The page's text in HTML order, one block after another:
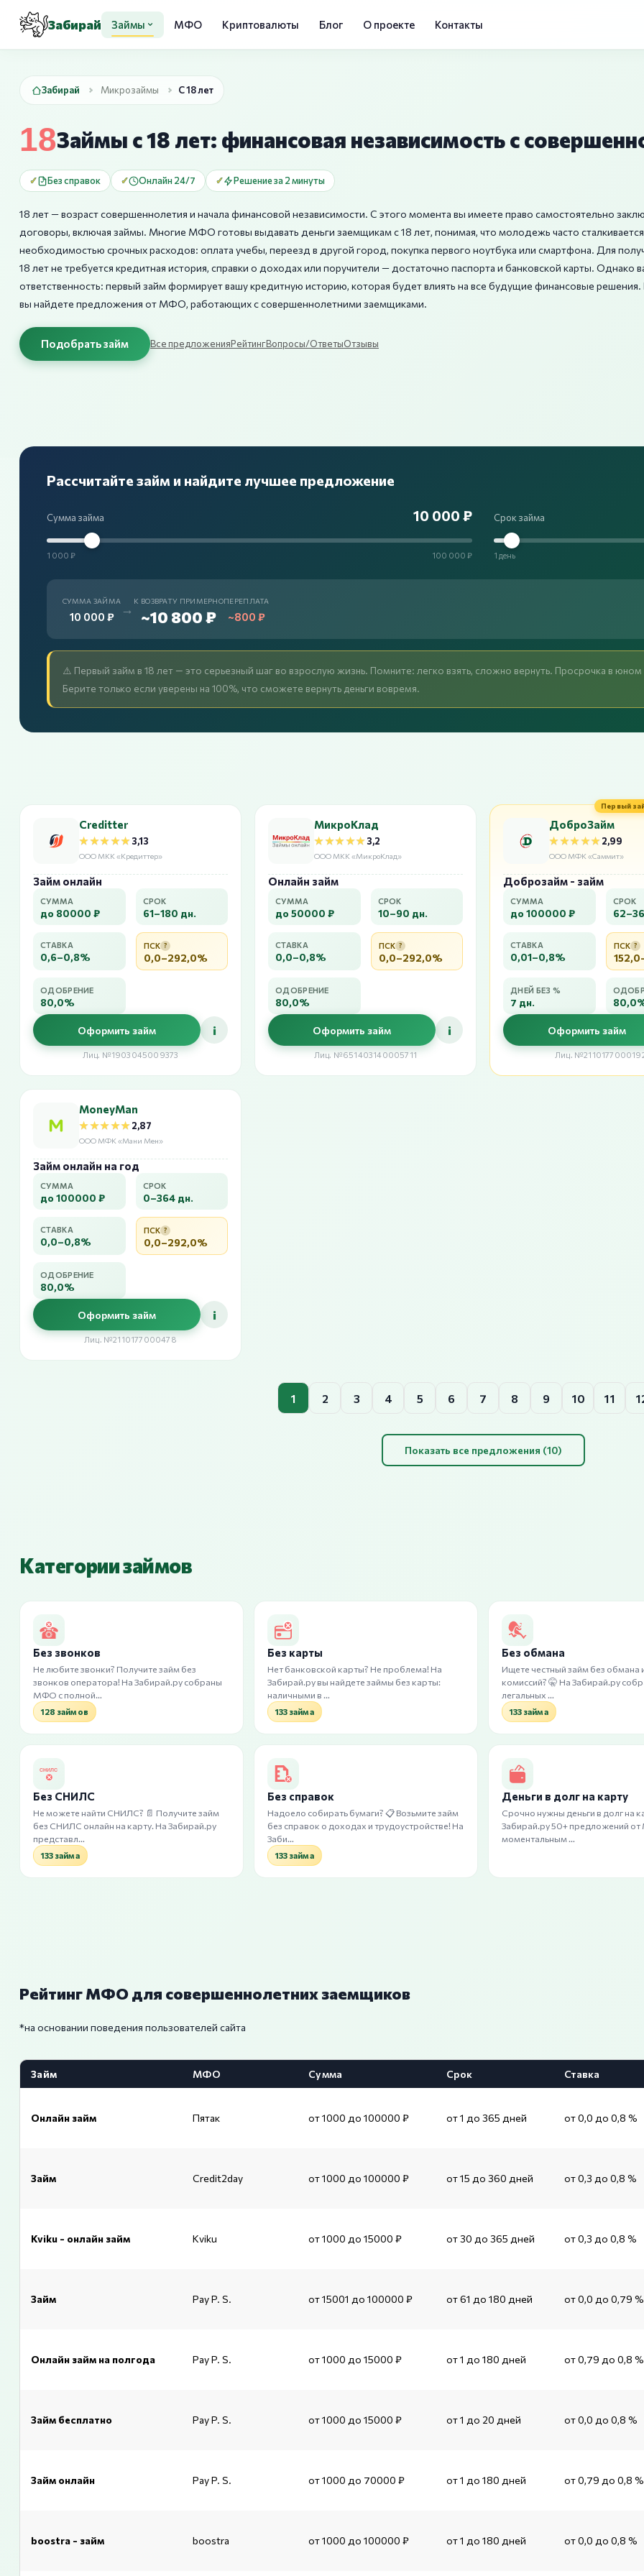
Забирай Займы МФО Криптовалюты Блог О проекте Контакты
Забирай Микрозаймы С 18 лет
Займы с 18 лет: финансовая независимость с
Без справок Онлайн 24/7 Решение за 2 минуты
18 лет — возраст совершеннолетия и начала финансовой независимости. С этого момента вы имеете право самостоятельно
договоры, включая займы. Многие МФО готовы выдавать деньги заемщикам с 18 лет, понимая, что молодежь часто
необходимостью срочных расходов: оплата учебы, переезд в другой город, покупка первого ноутбука или смартфона. Для
18 лет не требуется кредитная история, справки о доходах или поручители — достаточно паспорта и банковской карты. Однако
ответственность: первый займ формирует вашу кредитную историю, которая будет влиять на все будущие финансовые решения.
вы найдете предложения от МФО, работающих с совершеннолетними заемщиками.
Подобрать займ Все предложенияРейтингВопросы/ОтветыОтзывы
Рассчитайте займ и найдите лучшее предложение
Сумма займа 10 000 ₽
1 000 ₽ 100 000 ₽
Срок займа
1 день
СУММА ЗАЙМА
10 000 ₽ → К ВОЗВРАТУ ПРИМЕРНО
~10 800 ₽
ПЕРЕПЛАТА
~800 ₽
⚠️ Первый займ в 18 лет — это серьезный шаг во взрослую жизнь. Помните: легко взять, сложно вернуть. Просрочка в
Берите только если уверены на 100%, что сможете вернуть деньги вовремя.
Creditter
★★★★★
★★★★★3,13
ООО МКК «Кредиттер»
Займ онлайн
СУММА
до 80000 ₽
СРОК
61–180 дн.
СТАВКА
0,6–0,8%
ПСК ?
0,0–292,0%
ОДОБРЕНИЕ
80,0%
Оформить займ i
Лиц. №1903045009373
МикроКлад
★★★★★
★★★★★3,2
ООО МКК «МикроКлад»
Онлайн займ
СУММА
до 50000 ₽
СРОК
10–90 дн.
СТАВКА
0,0–0,8%
ПСК ?
0,0–292,0%
ОДОБРЕНИЕ
80,0%
Оформить займ i
Лиц. №651403140005711
Первый
ДоброЗайм
★★★★★
★★★★★2,99
ООО МФК «Саммит»
Доброзайм - займ
СУММА
до 100000 ₽
СРОК
СТАВКА
0,01–0,8%
ПСК ?
ДНЕЙ БЕЗ %
7 дн.
Оформить займ
Лиц.
MoneyMan
★★★★★
★★★★★2,87
ООО МФК «Мани Мен»
Займ онлайн на год
СУММА
до 100000 ₽
СРОК
0–364 дн.
СТАВКА
0,0–0,8%
ПСК ?
0,0–292,0%
ОДОБРЕНИЕ
80,0%
Оформить займ i
Лиц. №2110177000478
1 2 3 4 5 6 7 8 9 10 11
Показать все предложения (10)
Категории займов
Без звонков
Не любите звонки? Получите займ без
звонков оператора! На Забирай.ру собраны
МФО с полной…
128 займов
Без карты
Нет банковской карты? Не проблема! На
Забирай.ру вы найдете займы без карты:
наличными в …
133 займа
Без обмана
Ищете честный займ без обмана
комиссий? 🤫 На Забирай.ру
легальных …
133 займа
Без СНИЛС
Не можете найти СНИЛС? 📄 Получите займ
без СНИЛС онлайн на карту. На Забирай.ру
представл…
133 займа
Без справок
Надоело собирать бумаги? 📋 Возьмите займ
без справок о доходах и трудоустройстве! На
Заби…
133 займа
Деньги в долг на карту
Срочно нужны деньги в долг на
Забирай.ру 50+ предложений
моментальным …
Рейтинг МФО для совершеннолетних заемщиков
*на основании поведения пользователей сайта
Займ МФО Сумма Срок Ставка
Онлайн займ Пятак от 1000 до 100000 ₽ от 1 до 365 дней от 0,0 до 0,8 %
Займ Credit2day от 1000 до 100000 ₽ от 15 до 360 дней от 0,3 до 0,8 %
Kviku - онлайн займ Kviku от 1000 до 15000 ₽ от 30 до 365 дней от 0,3 до 0,8 %
Займ Pay P. S. от 15001 до 100000 ₽ от 61 до 180 дней от 0,0 до 0,79 %
Онлайн займ на полгода Pay P. S. от 1000 до 15000 ₽ от 1 до 180 дней от 0,79 до 0,8 %
Займ бесплатно Pay P. S. от 1000 до 15000 ₽ от 1 до 20 дней от 0,0 до 0,8 %
Займ онлайн Pay P. S. от 1000 до 70000 ₽ от 1 до 180 дней от 0,79 до 0,8 %
boostra - займ boostra от 1000 до 100000 ₽ от 1 до 180 дней от 0,0 до 0,8 %